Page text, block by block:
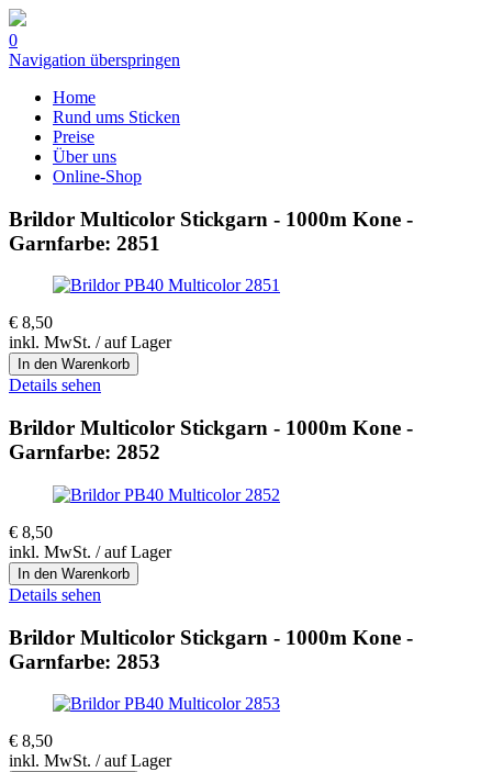
0
Navigation überspringen
Home
Rund ums Sticken
Preise
Über uns
Online-Shop
Brildor Multicolor Stickgarn - 1000m Kone -
Garnfarbe: 2851
€ 8,50
inkl. MwSt. / auf Lager
Details sehen
Brildor Multicolor Stickgarn - 1000m Kone -
Garnfarbe: 2852
€ 8,50
inkl. MwSt. / auf Lager
Details sehen
Brildor Multicolor Stickgarn - 1000m Kone -
Garnfarbe: 2853
€ 8,50
inkl. MwSt. / auf Lager